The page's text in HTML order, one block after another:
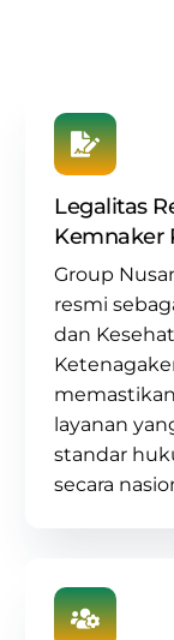
Legalitas
Kemnaker
Group
resmi
dan
layanan
standar
secara